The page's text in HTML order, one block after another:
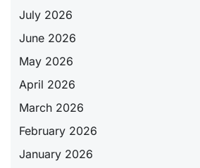
July 2026
June 2026
May 2026
April 2026
March 2026
February 2026
January 2026